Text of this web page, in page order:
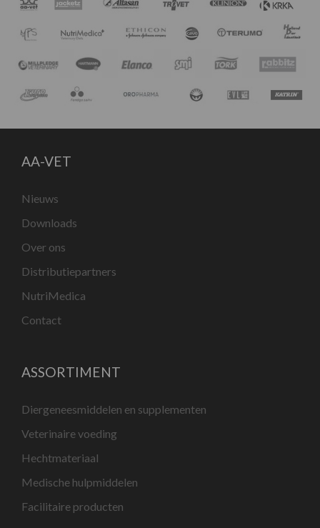
AA-VET
Nieuws
Downloads
Over ons
Distributiepartners
NutriMedica
Contact
ASSORTIMENT
Diergeneesmiddelen en supplementen
Veterinaire voeding
Hechtmateriaal
Medische hulpmiddelen
Facilitaire producten